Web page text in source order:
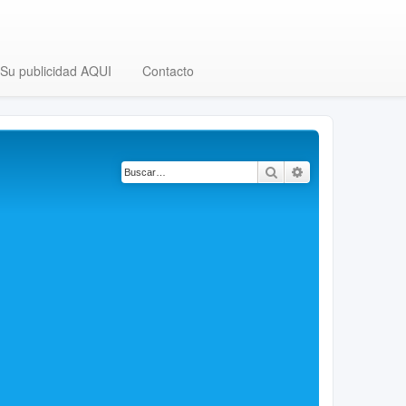
Su publicidad AQUI Contacto
Buscar